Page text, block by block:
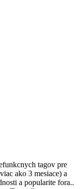
tagov pre
ako 3 mesiace) a
a popularite fora..